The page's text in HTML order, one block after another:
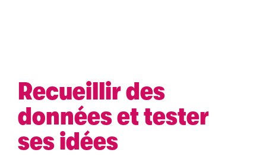
Recueillir des
données et tester
ses idées